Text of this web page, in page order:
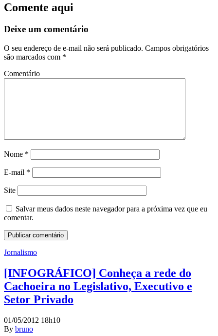
Comente aqui
Deixe um comentário
O seu endereço de e-mail não será publicado. Campos obrigatórios
são marcados com *
Comentário
Nome *
E-mail *
Site
Salvar meus dados neste navegador para a próxima vez que eu
comentar.
Jornalismo
[INFOGRÁFICO] Conheça a rede do
Cachoeira no Legislativo, Executivo e
Setor Privado
01/05/2012 18h10
By bruno